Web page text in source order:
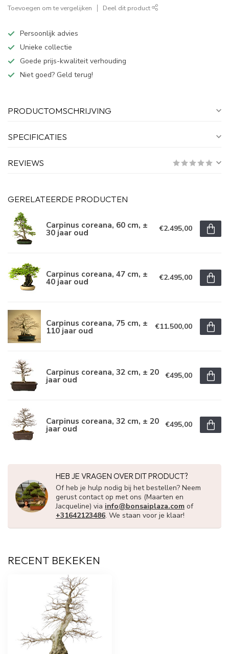
Toevoegen om te vergelijken Deel dit product
Persoonlijk advies
Unieke collectie
Goede prijs-kwaliteit verhouding
Niet goed? Geld terug!
PRODUCTOMSCHRIJVING
SPECIFICATIES
REVIEWS
GERELATEERDE PRODUCTEN
Carpinus coreana, 60 cm, ±
30 jaar oud €2.495,00
Carpinus coreana, 47 cm, ±
40 jaar oud €2.495,00
Carpinus coreana, 75 cm, ±
110 jaar oud €11.500,00
Carpinus coreana, 32 cm, ± 20
jaar oud €495,00
Carpinus coreana, 32 cm, ± 20
jaar oud €495,00
HEB JE VRAGEN OVER DIT PRODUCT?
Of heb je hulp nodig bij het bestellen? Neem
gerust contact op met ons (Maarten en
Jacqueline) via info@bonsaiplaza.com of
+31642123486. We staan voor je klaar!
RECENT BEKEKEN